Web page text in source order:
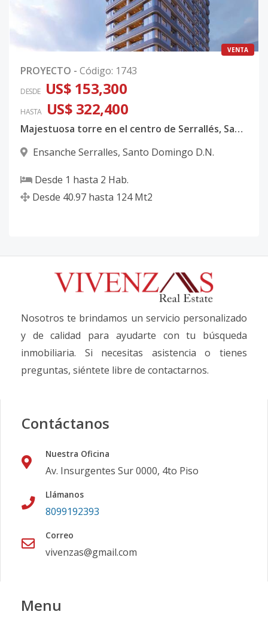
VENTA
PROYECTO - Código: 1743
DESDE US$ 153,300
HASTA US$ 322,400
Majestuosa torre en el centro de Serrallés, Santo Domingo
Ensanche Serralles, Santo Domingo D.N.
Desde 1 hasta 2 Hab.
Desde 40.97 hasta 124 Mt2
Nosotros te brindamos un servicio personalizado
y de calidad para ayudarte con tu búsqueda
inmobiliaria. Si necesitas asistencia o tienes
preguntas, siéntete libre de contactarnos.
Contáctanos
Nuestra Oficina
Av. Insurgentes Sur 0000, 4to Piso
Llámanos
8099192393
Correo
vivenzas@gmail.com
Menu